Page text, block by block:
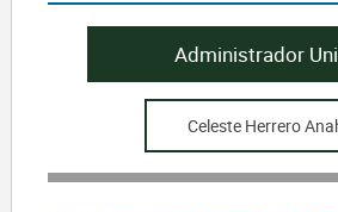
Administrador
Celeste Herrero